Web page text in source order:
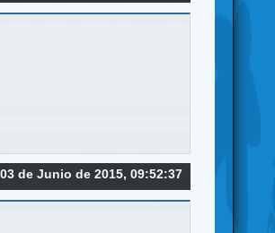
de Junio de 2015, 09:52:37